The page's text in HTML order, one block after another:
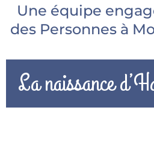
Une équipe
des Personnes à
La naissance